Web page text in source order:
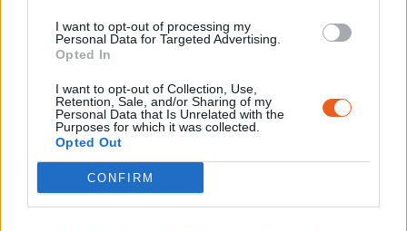
I want to opt-out of processing my
Personal Data for Targeted Advertising.
Opted In
I want to opt-out of Collection, Use,
Retention, Sale, and/or Sharing of my
Personal Data that Is Unrelated with the
Purposes for which it was collected.
Opted Out
CONFIRM
Ressources
Témoignages de l’exposition
permanente, conférences, lectures, ressources
pédagogiques sont à votre disposition.